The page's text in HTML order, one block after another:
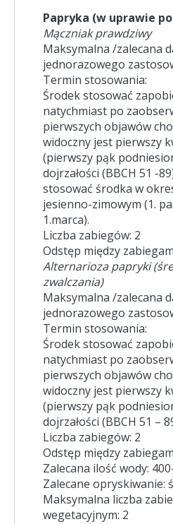
Papryka (w uprawie
Mączniak prawdziwy
Maksymalna /zalecana
jednorazowego
Termin stosowania:
Środek stosować
natychmiast po
pierwszych objawów
widoczny jest pierwszy
(pierwszy pąk
dojrzałości (BBCH 51 -
stosować środka w
jesienno-zimowym (1.
1.marca).
Liczba zabiegów: 2
Odstęp między
Alternarioza papryki
zwalczania)
Maksymalna /zalecana
jednorazowego
Termin stosowania:
Środek stosować
natychmiast po
pierwszych objawów
widoczny jest pierwszy
(pierwszy pąk
dojrzałości (BBCH 51 –
Liczba zabiegów: 2
Odstęp między
Zalecana ilość wody:
Zalecane opryskiwanie:
Maksymalna liczba
wegetacyjnym: 2